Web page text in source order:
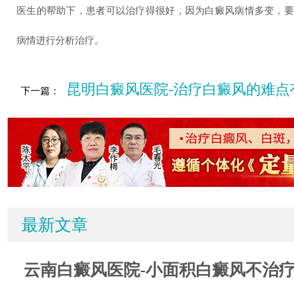
医生的帮助下，患者可以治疗得很好，因为白癜风病情多变，
病情进行分析治疗。
下一篇： 昆明白癜风医院-治疗白癜风的难点
最新文章
云南白癜风医院-小面积白癜风不治